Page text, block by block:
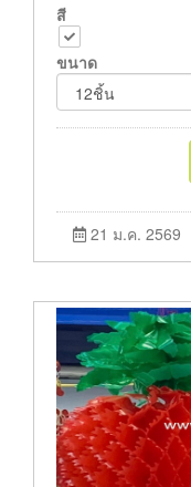
สี
ขนาด
21 ม.ค. 2569